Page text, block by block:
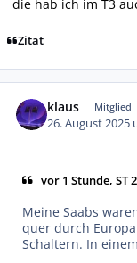
die hab ich im T3
Zitat
klaus Mitglied
26. August 2025
vor 1 Stunde, ST
Meine Saabs
quer durch
Schaltern. In